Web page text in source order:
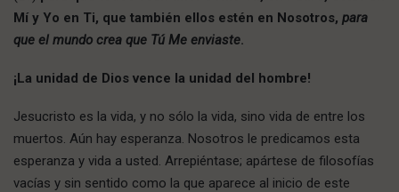
Mí y Yo en Ti, que también ellos estén en Nosotros, para
que el mundo crea que Tú Me enviaste.
¡La unidad de Dios vence la unidad del hombre!
Jesucristo es la vida, y no sólo la vida, sino vida de entre los
muertos. Aún hay esperanza. Nosotros le predicamos esta
esperanza y vida a usted. Arrepiéntase; apártese de filosofías
vacías y sin sentido como la que aparece al inicio de este